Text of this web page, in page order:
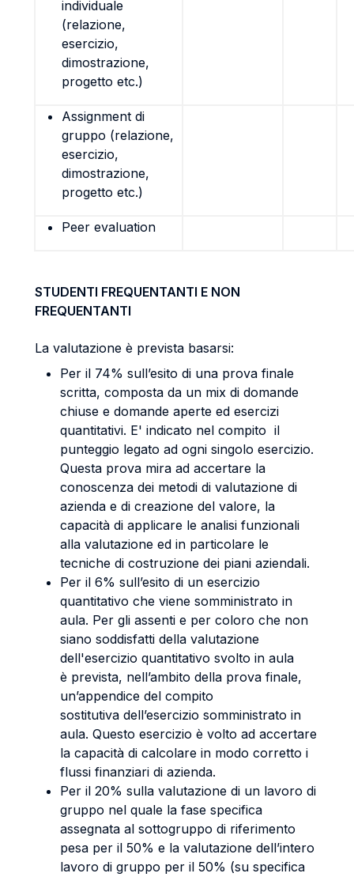
individuale
(relazione,
esercizio,
dimostrazione,
progetto etc.)
Assignment di
gruppo (relazione,
esercizio,
dimostrazione,
progetto etc.)
Peer evaluation
STUDENTI FREQUENTANTI E NON
FREQUENTANTI
La valutazione è prevista basarsi:
Per il 74% sull’esito di una prova finale
scritta, composta da un mix di domande
chiuse e domande aperte ed esercizi
quantitativi. E' indicato nel compito il
punteggio legato ad ogni singolo esercizio.
Questa prova mira ad accertare la
conoscenza dei metodi di valutazione di
azienda e di creazione del valore, la
capacità di applicare le analisi funzionali
alla valutazione ed in particolare le
tecniche di costruzione dei piani aziendali.
Per il 6% sull’esito di un esercizio
quantitativo che viene somministrato in
aula. Per gli assenti e per coloro che non
siano soddisfatti della valutazione
dell'esercizio quantitativo svolto in aula
è prevista, nell’ambito della prova finale,
un’appendice del compito
sostitutiva dell’esercizio somministrato in
aula. Questo esercizio è volto ad accertare
la capacità di calcolare in modo corretto i
flussi finanziari di azienda.
Per il 20% sulla valutazione di un lavoro di
gruppo nel quale la fase specifica
assegnata al sottogruppo di riferimento
pesa per il 50% e la valutazione dell’intero
lavoro di gruppo per il 50% (su specifica